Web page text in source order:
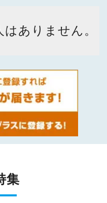
ありません。
集